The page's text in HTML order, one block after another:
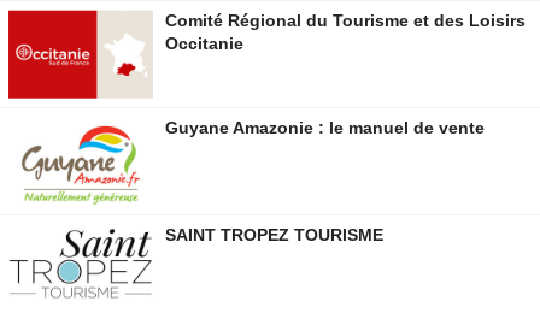
Comité Régional du Tourisme et des Loisirs
Occitanie
Guyane Amazonie : le manuel de vente
SAINT TROPEZ TOURISME